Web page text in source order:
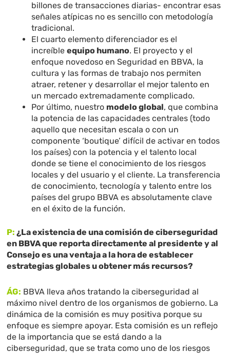
billones de transacciones diarias- encontrar esas
señales atípicas no es sencillo con metodología
tradicional.
El cuarto elemento diferenciador es el
increíbleequipo humano. El proyecto y el
enfoque novedoso en Seguridad en BBVA, la
cultura y las formas de trabajo nos permiten
atraer, retener y desarrollar el mejor talento en
un mercado extremadamente complicado.
Por último, nuestro modelo global, que combina
la potencia de las capacidades centrales (todo
aquello que necesitan escala o con un
componente ‘boutique’ difícil de activar en todos
los países) con la potencia y el talento local
donde se tiene el conocimiento de los riesgos
locales y del usuario y el cliente. La transferencia
de conocimiento, tecnología y talento entre los
países del grupo BBVA es absolutamente clave
en el éxito de la función.
P: ¿La existencia de una comisión de ciberseguridad
en BBVA que reporta directamente al presidente y al
Consejo es una ventaja a la hora de establecer
estrategias globales u obtener más recursos?
ÁG: BBVA lleva años tratando la ciberseguridad al
máximo nivel dentro de los organismos de gobierno. La
dinámica de la comisión es muy positiva porque su
enfoque es siempre apoyar. Esta comisión es un reflejo
de la importancia que se está dando a la
ciberseguridad, que se trata como uno de los riesgos